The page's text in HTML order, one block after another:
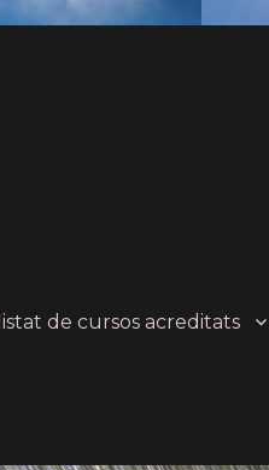
de cursos acreditats